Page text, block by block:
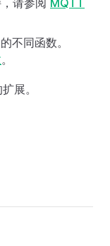
请参阅 MQTT
不同函数。
。
展。